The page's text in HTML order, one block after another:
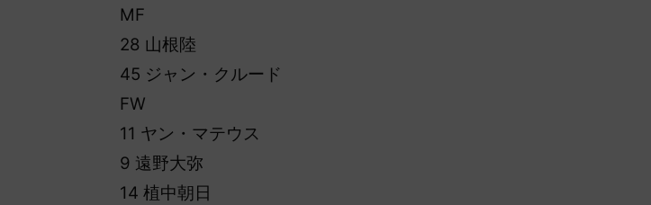
MF
28 山根陸
45 ジャン・クルード
FW
11 ヤン・マテウス
9 遠野大弥
14 植中朝日